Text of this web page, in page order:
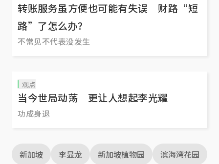
转账服务虽方便也可能有失误 财路“短
路”了怎么办？
不常见不代表没发生
观点
当今世局动荡 更让人想起李光耀
功成身退
新加坡 李显龙 新加坡植物园
滨海湾花园